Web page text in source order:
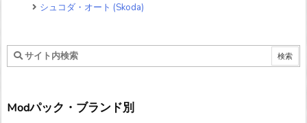
シュコダ・オート (Skoda)
Modパック・ブランド別